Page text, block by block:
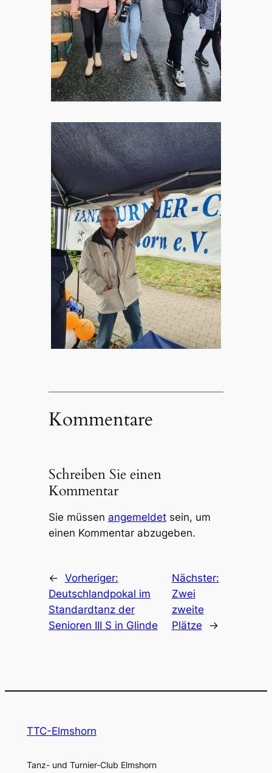
Kommentare
Schreiben Sie einen
Kommentar
Sie müssen angemeldetsein, um
einen Kommentar abzugeben.
← Vorheriger:
Deutschlandpokal im
Standardtanz der
Senioren III S in Glinde
Nächster:
Zwei
zweite
Plätze
→
TTC-Elmshorn
Tanz- und Turnier-Club Elmshorn